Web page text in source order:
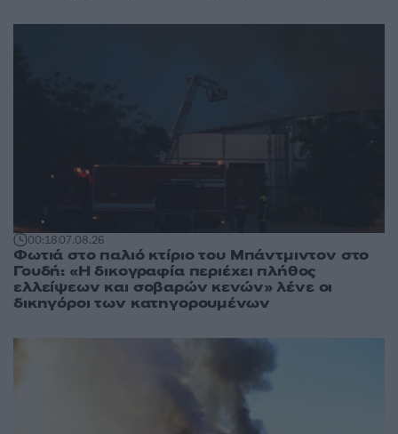
00:1807.08.26
Φωτιά στο παλιό κτίριο του Μπάντμιντον στο
Γουδή: «Η δικογραφία περιέχει πλήθος
ελλείψεων και σοβαρών κενών» λένε οι
δικηγόροι των κατηγορουμένων